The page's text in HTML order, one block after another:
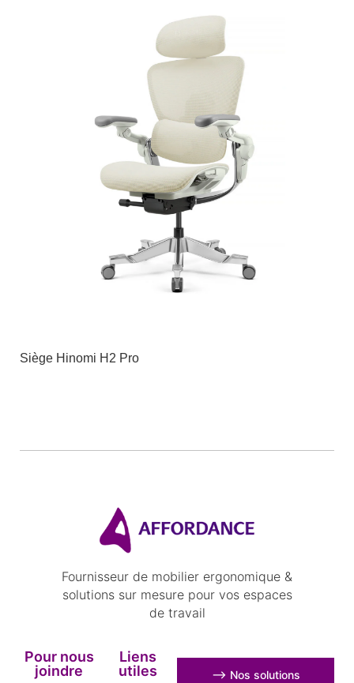
Siège Hinomi H2 Pro
Fournisseur de mobilier ergonomique &
solutions sur mesure pour vos espaces
de travail
Pour nous
joindre
Liens
utiles
⟶ Nos solutions